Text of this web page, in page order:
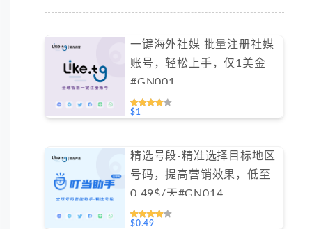
一键海外社媒 批量注册社媒
账号，轻松上手，仅1美金
#GN001
$1
精选号段-精准选择目标地区
号码，提高营销效果，低至
0.49$/天#GN014
$0.49